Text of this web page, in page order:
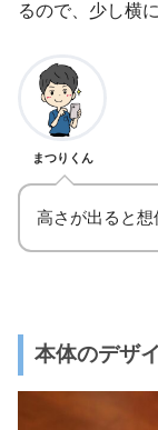
るので、少し横
まつりくん
高さが出ると
本体のデザ